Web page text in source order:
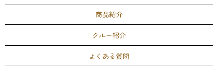
商品紹介
クルー紹介
よくある質問